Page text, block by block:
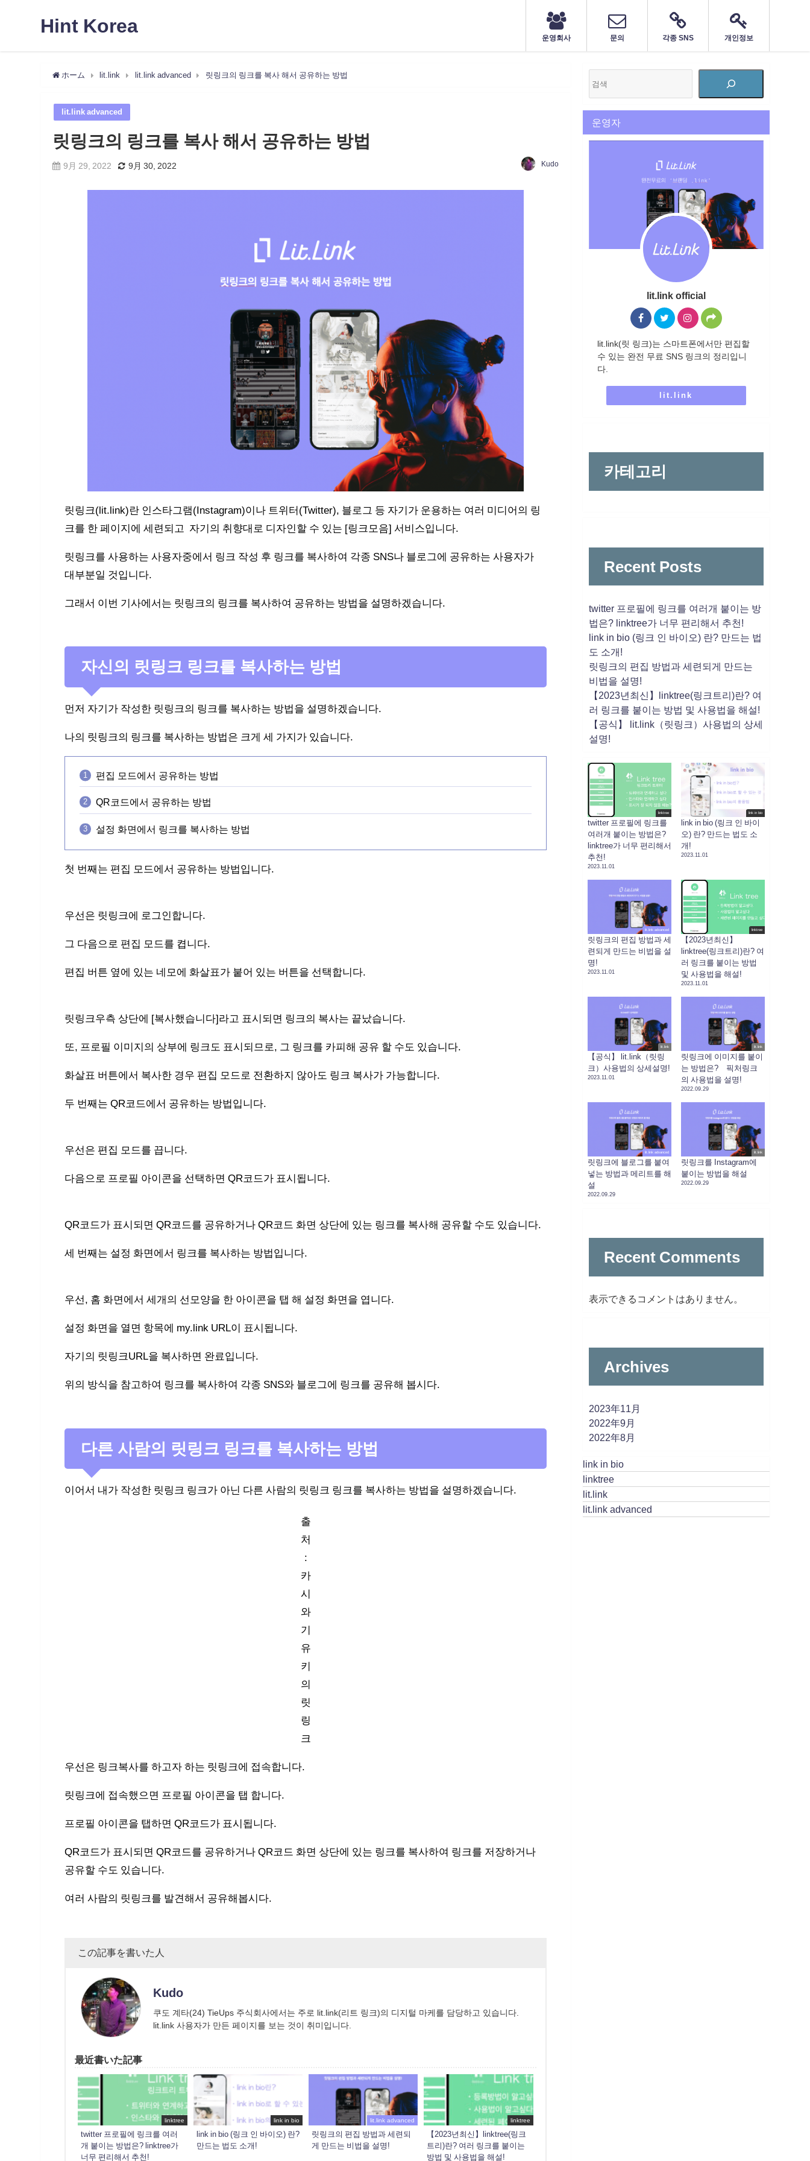
Hint Korea
운영회사 문의 각종 SNS 개인정보
ホーム lit.link lit.link advanced 릿링크의 링크를 복사 해서 공유하는 방법
lit.link advanced
릿링크의 링크를 복사 해서 공유하는 방법
9月 29, 2022 9月 30, 2022 Kudo
릿링크(lit.link)란 인스타그램(Instagram)이나 트위터(Twitter), 블로그 등 자기가 운용하는 여러 미디어의 링
크를 한 페이지에 세련되고 자기의 취향대로 디자인할 수 있는 [링크모음] 서비스입니다.
릿링크를 사용하는 사용자중에서 링크 작성 후 링크를 복사하여 각종 SNS나 블로그에 공유하는 사용자가
대부분일 것입니다.
그래서 이번 기사에서는 릿링크의 링크를 복사하여 공유하는 방법을 설명하겠습니다.
자신의 릿링크 링크를 복사하는 방법
먼저 자기가 작성한 릿링크의 링크를 복사하는 방법을 설명하겠습니다.
나의 릿링크의 링크를 복사하는 방법은 크게 세 가지가 있습니다.
편집 모드에서 공유하는 방법
QR코드에서 공유하는 방법
설정 화면에서 링크를 복사하는 방법
첫 번째는 편집 모드에서 공유하는 방법입니다.
우선은 릿링크에 로그인합니다.
그 다음으로 편집 모드를 켭니다.
편집 버튼 옆에 있는 네모에 화살표가 붙어 있는 버튼을 선택합니다.
릿링크우측 상단에 [복사했습니다]라고 표시되면 링크의 복사는 끝났습니다.
또, 프로필 이미지의 상부에 링크도 표시되므로, 그 링크를 카피해 공유 할 수도 있습니다.
화살표 버튼에서 복사한 경우 편집 모드로 전환하지 않아도 링크 복사가 가능합니다.
두 번째는 QR코드에서 공유하는 방법입니다.
우선은 편집 모드를 끕니다.
다음으로 프로필 아이콘을 선택하면 QR코드가 표시됩니다.
QR코드가 표시되면 QR코드를 공유하거나 QR코드 화면 상단에 있는 링크를 복사해 공유할 수도 있습니다.
세 번째는 설정 화면에서 링크를 복사하는 방법입니다.
우선, 홈 화면에서 세개의 선모양을 한 아이콘을 탭 해 설정 화면을 엽니다.
설정 화면을 열면 항목에 my.link URL이 표시됩니다.
자기의 릿링크URL을 복사하면 완료입니다.
위의 방식을 참고하여 링크를 복사하여 각종 SNS와 블로그에 링크를 공유해 봅시다.
다른 사람의 릿링크 링크를 복사하는 방법
이어서 내가 작성한 릿링크 링크가 아닌 다른 사람의 릿링크 링크를 복사하는 방법을 설명하겠습니다.
출
처
:
카
시
와
기
유
키
의
릿
링
크
우선은 링크복사를 하고자 하는 릿링크에 접속합니다.
릿링크에 접속했으면 프로필 아이콘을 탭 합니다.
프로필 아이콘을 탭하면 QR코드가 표시됩니다.
QR코드가 표시되면 QR코드를 공유하거나 QR코드 화면 상단에 있는 링크를 복사하여 링크를 저장하거나
공유할 수도 있습니다.
여러 사람의 릿링크를 발견해서 공유해봅시다.
この記事を書いた人
Kudo
쿠도 계타(24) TieUps 주식회사에서는 주로 lit.link(리트 링크)의 디지털 마케를 담당하고 있습니다.
lit.link 사용자가 만든 페이지를 보는 것이 취미입니다.
最近書いた記事
linktree
twitter 프로필에 링크를 여러
개 붙이는 방법은? linktree가
너무 편리해서 추천!
link in bio
link in bio (링크 인 바이오) 란?
만드는 법도 소개!
lit.link advanced
릿링크의 편집 방법과 세련되
게 만드는 비법을 설명!
linktree
【2023년최신】linktree(링크
트리)란? 여러 링크를 붙이는
방법 및 사용법을 해설!
운영자
lit.link official
lit.link(릿 링크)는 스마트폰에서만 편집할
수 있는 완전 무료 SNS 링크의 정리입니
다.
lit.link
카테고리
Recent Posts
twitter 프로필에 링크를 여러개 붙이는 방
법은? linktree가 너무 편리해서 추천!
link in bio (링크 인 바이오) 란? 만드는 법
도 소개!
릿링크의 편집 방법과 세련되게 만드는
비법을 설명!
【2023년최신】linktree(링크트리)란? 여
러 링크를 붙이는 방법 및 사용법을 해설!
【공식】 lit.link（릿링크）사용법의 상세
설명!
linktree
twitter 프로필에 링크를
여러개 붙이는 방법은?
linktree가 너무 편리해서
추천!
2023.11.01
link in bio
link in bio (링크 인 바이
오) 란? 만드는 법도 소
개!
2023.11.01
lit.link advanced
릿링크의 편집 방법과 세
련되게 만드는 비법을 설
명!
2023.11.01
linktree
【2023년최신】
linktree(링크트리)란? 여
러 링크를 붙이는 방법
및 사용법을 해설!
2023.11.01
lit.link
【공식】 lit.link（릿링
크）사용법의 상세설명!
2023.11.01
lit.link
릿링크에 이미지를 붙이
는 방법은? 픽처링크
의 사용법을 설명!
2022.09.29
lit.link advanced
릿링크에 블로그를 붙여
넣는 방법과 메리트를 해
설
2022.09.29
lit.link
릿링크를 Instagram에
붙이는 방법을 해설
2022.09.29
Recent Comments
表示できるコメントはありません。
Archives
2023年11月
2022年9月
2022年8月
link in bio
linktree
lit.link
lit.link advanced